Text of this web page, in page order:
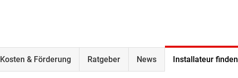
Kosten & Förderung Ratgeber News Installateur finden